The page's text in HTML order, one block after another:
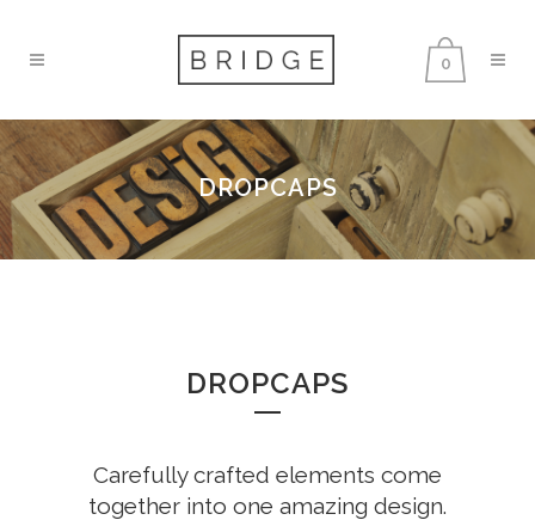
0
DROPCAPS
DROPCAPS
Carefully crafted elements come
together into one amazing design.